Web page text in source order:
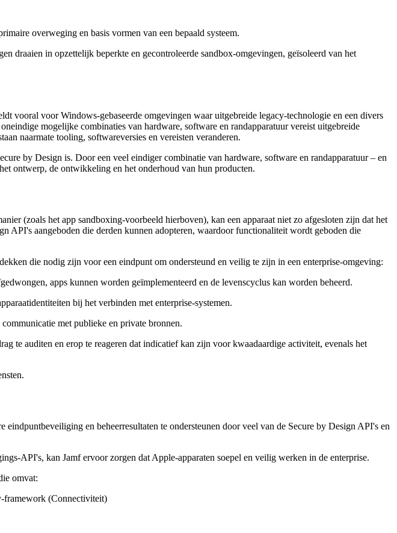
overweging en basis vormen van een bepaald systeem.
draaien in opzettelijk beperkte en gecontroleerde sandbox-omgevingen, geïsoleerd van het
vooral voor Windows-gebaseerde omgevingen waar uitgebreide legacy-technologie en een divers
mogelijke combinaties van hardware, software en randapparatuur vereist uitgebreide
naarmate tooling, softwareversies en vereisten veranderen.
by Design is. Door een veel eindiger combinatie van hardware, software en randapparatuur – en
ontwerp, de ontwikkeling en het onderhoud van hun producten.
(zoals het app sandboxing-voorbeeld hierboven), kan een apparaat niet zo afgesloten zijn dat het
API's aangeboden die derden kunnen adopteren, waardoor functionaliteit wordt geboden die
die nodig zijn voor een eindpunt om ondersteund en veilig te zijn in een enterprise-omgeving:
apps kunnen worden geïmplementeerd en de levenscyclus kan worden beheerd.
bij het verbinden met enterprise-systemen.
met publieke en private bronnen.
te auditen en erop te reageren dat indicatief kan zijn voor kwaadaardige activiteit, evenals het
en beheerresultaten te ondersteunen door veel van de Secure by Design API's en
API's, kan Jamf ervoor zorgen dat Apple-apparaten soepel en veilig werken in de enterprise.
omvat:
framework (Connectiviteit)